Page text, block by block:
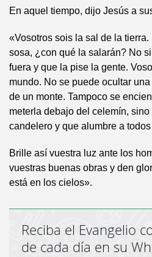
En aquel tiempo, dijo Jesús a
«Vosotros sois la sal de la
sosa, ¿con qué la salarán? No
fuera y que la pise la gente.
mundo. No se puede ocultar
de un monte. Tampoco se
meterla debajo del celemín, sino
candelero y que alumbre a
Brille así vuestra luz ante los
vuestras buenas obras y den
está en los cielos».
Reciba el Evangelio
de cada día en su